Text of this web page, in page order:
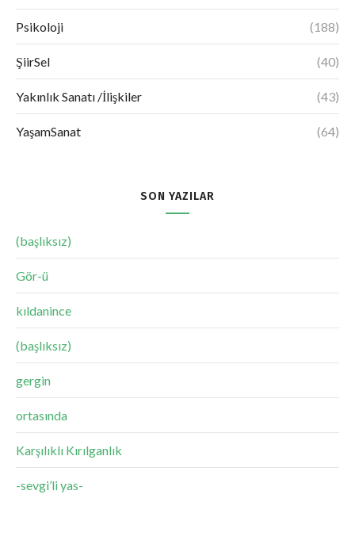
Psikoloji (188)
ŞiirSel (40)
Yakınlık Sanatı /İlişkiler (43)
YaşamSanat (64)
SON YAZILAR
(başlıksız)
Gör-ü
kıldanince
(başlıksız)
gergin
ortasında
Karşılıklı Kırılganlık
-sevgi’li yas-